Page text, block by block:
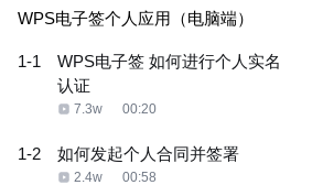
WPS电子签个人应用（电脑端）
1-1
WPS电子签 如何进行个人实名
认证
7.3w 00:20
1-2 如何发起个人合同并签署
2.4w 00:58